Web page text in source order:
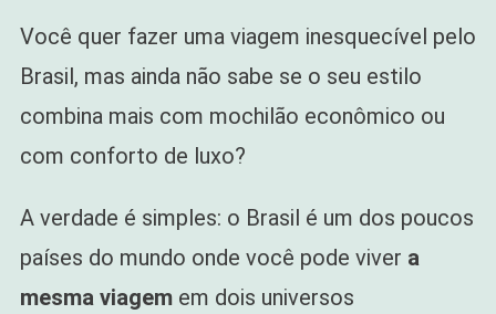
Com
Os
Orçamentos:
Viagem
E
Você quer fazer uma viagem inesquecível pelo
Brasil, mas ainda não sabe se o seu estilo
combina mais com mochilão econômico ou
com conforto de luxo?
A verdade é simples: o Brasil é um dos poucos
países do mundo onde você pode viver a
mesma viagemem dois universos